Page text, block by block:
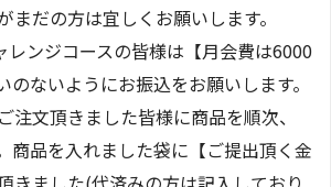
まだの方は宜しくお願いします。
レンジコースの皆様は【月会費は6000
のないようにお振込をお願いします。
注文頂きました皆様に商品を順次、
商品を入れました袋に【ご提出頂く金